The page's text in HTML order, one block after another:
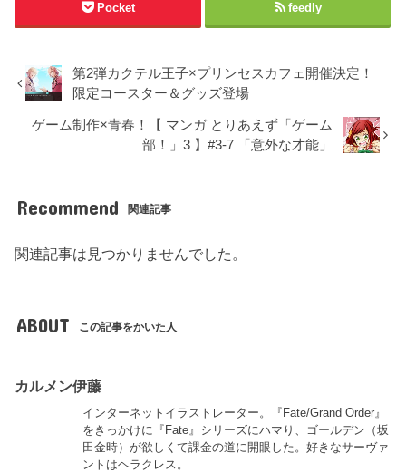
Pocket feedly
第2弾カクテル王子×プリンセスカフェ開催決定！
限定コースター＆グッズ登場
ゲーム制作×青春！【 マンガ とりあえず「ゲーム
部！」3 】#3-7 「意外な才能」
Recommend 関連記事
関連記事は見つかりませんでした。
ABOUT この記事をかいた人
カルメン伊藤
インターネットイラストレーター。『Fate/Grand Order』
をきっかけに『Fate』シリーズにハマり、ゴールデン（坂
田金時）が欲しくて課金の道に開眼した。好きなサーヴァ
ントはヘラクレス。